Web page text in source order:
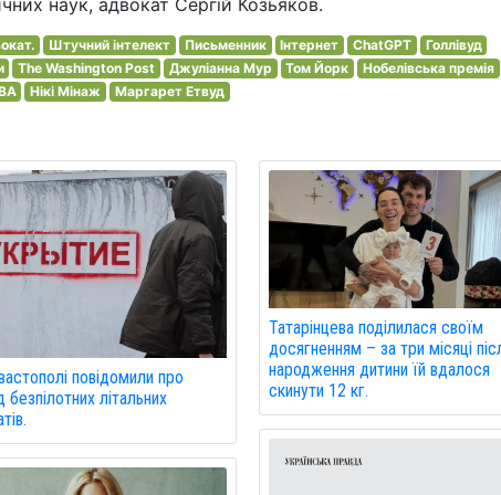
наук, адвокат Сергій Козьяков.
Штучний інтелект Письменник Інтернет ChatGPT
Голлівуд
The Washington Post Джуліанна Мур Том Йорк
Нобелівська премія
Нікі Мінаж Маргарет Етвуд
повідомили про
безпілотних літальних
Татарінцева поділилася своїм
досягненням – за три місяці
народження дитини їй вдалося
скинути 12 кг.